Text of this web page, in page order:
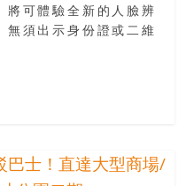
將可體驗全新的人臉辨
無須出示身份證或二維